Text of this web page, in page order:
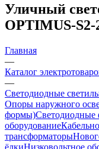
Уличный
OPTIMUS-S2-
Главная
—
Каталог
—
Светодиодные
Опоры наружного
формы)Светодиодные
оборудование
трансформаторы
ёлкиНизковольтное